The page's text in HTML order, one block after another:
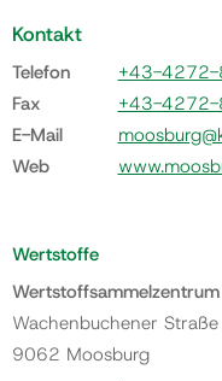
Kontakt
Telefon
+43-
Fax
+43-
E-Mail
Web
Wertstoffe
Wachenbuchener
9062 Moosburg